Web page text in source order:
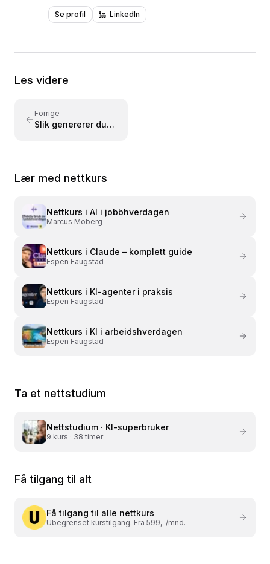
teknologi og kundeopplevelse, og hjelper bedrifter
praktisk bruk av AI-verktøy i arbeidshverdagen.
kan dra nytte av teknologien.
Se profil LinkedIn
Les videre
Forrige
Slik genererer du
Lær med nettkurs
Nettkurs i AI i jobbhverdagen
Marcus Moberg
Nettkurs i Claude – komplett guide
Espen Faugstad
Nettkurs i KI-agenter i praksis
Espen Faugstad
Nettkurs i KI i arbeidshverdagen
Espen Faugstad
Ta et nettstudium
Nettstudium · KI-superbruker
9 kurs · 38 timer
Få tilgang til alt
Få tilgang til alle nettkurs
Ubegrenset kurstilgang. Fra 599,-/mnd.